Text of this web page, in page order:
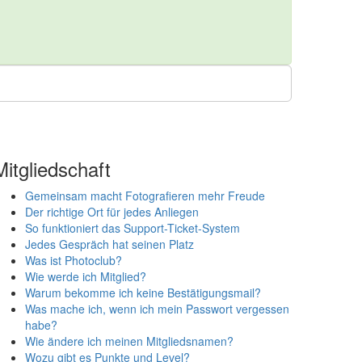
Gemeinsam macht Fotografieren mehr Freude
Der richtige Ort für jedes Anliegen
So funktioniert das Support-Ticket-System
Jedes Gespräch hat seinen Platz
Was ist Photoclub?
Wie werde ich Mitglied?
Warum bekomme ich keine Bestätigungsmail?
Was mache ich, wenn ich mein Passwort vergessen
habe?
Wie ändere ich meinen Mitgliedsnamen?
Wozu gibt es Punkte und Level?